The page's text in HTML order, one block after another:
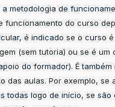
metodologia de
funcionamento do curso
é indicado se o curso
(sem tutoria) ou se é um
do formador). É
das aulas. Por exemplo, se
todas logo de início, se são